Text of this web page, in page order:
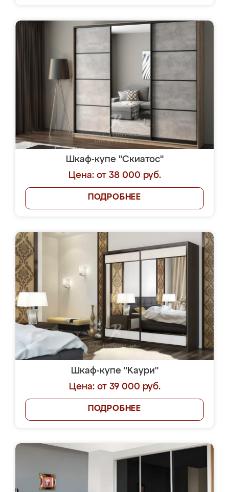
Шкаф-купе "Скиатос"
Цена: от 38 000 руб.
ПОДРОБНЕЕ
Шкаф-купе "Kaури"
Цена: от 39 000 руб.
ПОДРОБНЕЕ